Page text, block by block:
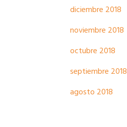
diciembre 2018
noviembre 2018
octubre 2018
septiembre 2018
agosto 2018